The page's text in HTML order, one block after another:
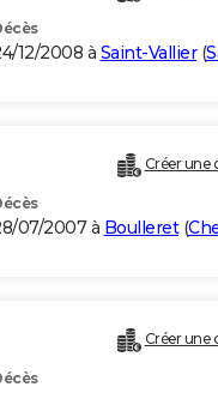
12/2008 à Saint-Vallier(
Créer une
07/2007 à Boulleret(
Créer une